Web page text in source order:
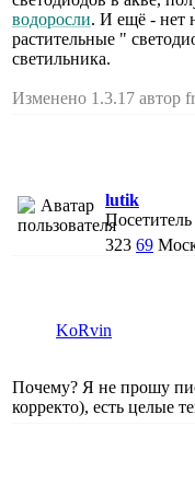
водоросли. И ещё - нет
растительные "
светильника.
Изменено 1.3.17 автор
lutik
Посетитель
323 69
KoRvin
Почему? Я не прошу
корректо), есть целые